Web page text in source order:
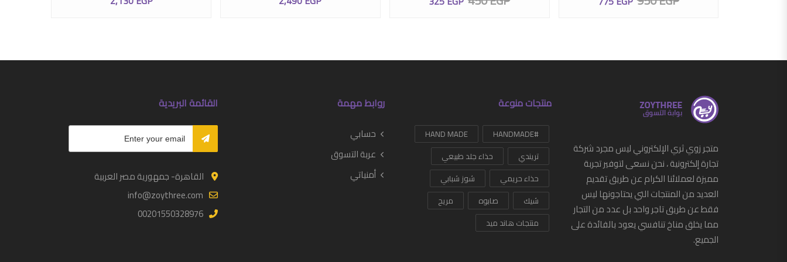
متجر زوي ثري الإلكتروني ليس مجرد شركة
تجارة إلكترونية ، نحن نسعى لتوفير تجربة
مميزة لعملائنا الكرام عن طريق تقديم
العديد من المنتجات التي يحتاجونها ليس
فقط عن طريق تاجر واحد بل عدد من التجار
مما يخلق مناخ تنافسي يعود بالفائدة على
الجميع.
منتجات منوعة
#HANDMADE
HAND MADE
تريندي
حذاء جلد طبيعي
حذاء حريمي
شوز شبابي
شيك
صابوه
مريح
منتجات هاند ميد
روابط مهمة
حسابي
عربة التسوق
أمنياتي
القائمة البريدية
القاهرة- جمهورية مصر العربية
info@zoythree.com
00201550328976